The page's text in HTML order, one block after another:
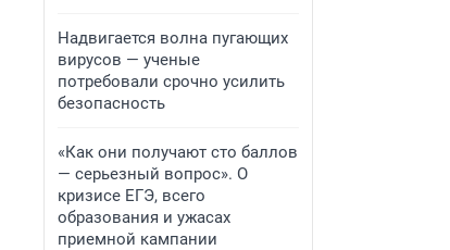
Надвигается волна пугающих
вирусов — ученые
потребовали срочно усилить
безопасность
«Как они получают сто баллов
— серьезный вопрос». О
кризисе ЕГЭ, всего
образования и ужасах
приемной кампании